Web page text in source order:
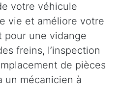
votre véhicule
vie et améliore votre
pour une vidange
freins, l’inspection
de pièces
un mécanicien à